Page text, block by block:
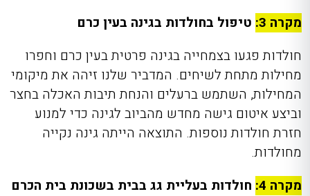
מקרה 3:
טיפול בחולדות בגינה בעין כרם
חולדות פגעו בצמחייה בגינה פרטית בעין כרם וחפרו
מחילות מתחת לשיחים. המדביר שלנו זיהה את מיקומי
המחילות, השתמש ברעלים והנחת תיבות האכלה בחצר
וביצע איטום גישה מחדש מהביוב לגינה כדי למנוע
חזרת חולדות נוספות. התוצאה הייתה גינה נקייה
מחולדות.
מקרה 4:
חולדות בעליית גג בבית בשכונת בית הכרם